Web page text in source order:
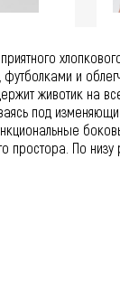
футболками и
животик на
под
простора. По